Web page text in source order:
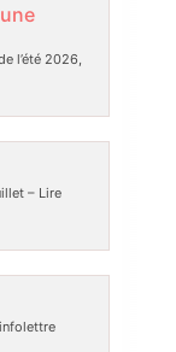
l’été 2026,
–Lire